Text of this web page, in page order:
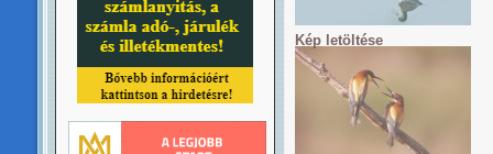
Kép letöltése